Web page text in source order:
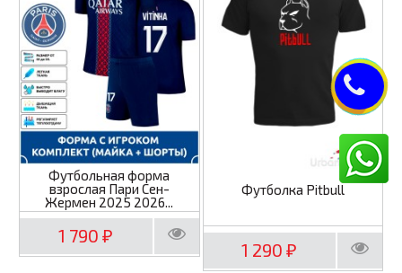
Футбольная форма
взрослая Пари Сен-
Жермен 2025 2026...
1 790₽
Футболка Pitbull
1 290₽